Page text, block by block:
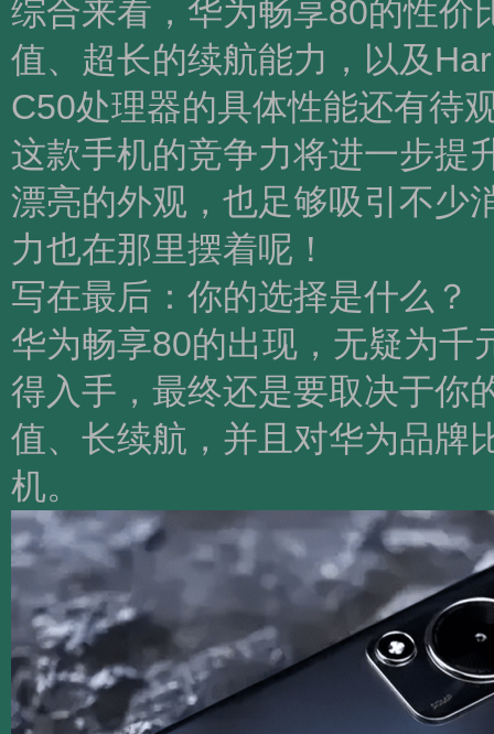
综合来看，华为畅享80的性价
值、超长的续航能力，以及
C50处理器的具体性能还有待
这款手机的竞争力将进一步提
漂亮的外观，也足够吸引不少
力也在那里摆着呢！
写在最后：你的选择是什么？
华为畅享80的出现，无疑为千
得入手，最终还是要取决于你
值、长续航，并且对华为品牌
机。